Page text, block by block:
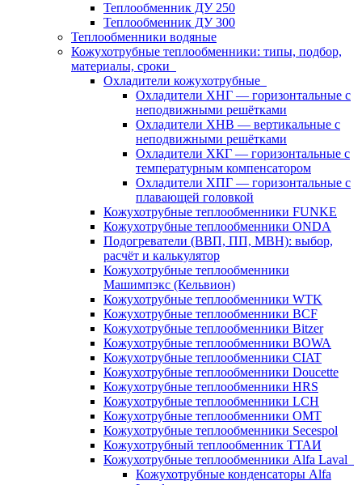
Теплообменник ДУ 250
Теплообменник ДУ 300
Теплообменники водяные
Кожухотрубные теплообменники: типы, подбор,
материалы, сроки
Охладители кожухотрубные
Охладители ХНГ — горизонтальные с
неподвижными решётками
Охладители ХНВ — вертикальные с
неподвижными решётками
Охладители ХКГ — горизонтальные с
температурным компенсатором
Охладители ХПГ — горизонтальные с
плавающей головкой
Кожухотрубные теплообменники FUNKE
Кожухотрубные теплообменники ONDA
Подогреватели (ВВП, ПП, МВН): выбор,
расчёт и калькулятор
Кожухотрубные теплообменники
Машимпэкс (Кельвион)
Кожухотрубные теплообменники WTK
Кожухотрубные теплообменники BCF
Кожухотрубные теплообменники Bitzer
Кожухотрубные теплообменники BOWA
Кожухотрубные теплообменники CIAT
Кожухотрубные теплообменники Doucette
Кожухотрубные теплообменники HRS
Кожухотрубные теплообменники LCH
Кожухотрубные теплообменники OMT
Кожухотрубные теплообменники Secespol
Кожухотрубный теплообменник ТТАИ
Кожухотрубные теплообменники Alfa Laval
Кожухотрубные конденсаторы Alfa